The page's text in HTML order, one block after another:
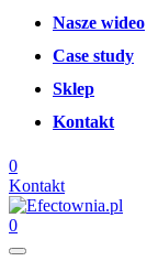
Nasze wideo
Case study
Sklep
Kontakt
0
Kontakt
0